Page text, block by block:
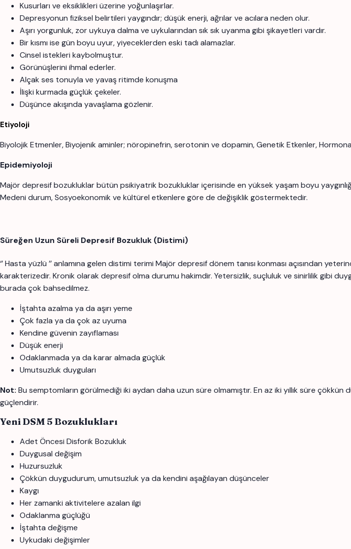
Kusurları ve eksiklikleri üzerine yoğunlaşırlar.
Depresyonun fiziksel belirtileri yaygındır; düşük enerji, ağrılar ve acılara neden olur.
Aşırı yorgunluk, zor uykuya dalma ve uykularından sık sık uyanma gibi şikayetleri vardır.
Bir kısmı ise gün boyu uyur, yiyeceklerden eski tadı alamazlar.
Cinsel istekleri kaybolmuştur.
Görünüşlerini ihmal ederler.
Alçak ses tonuyla ve yavaş ritimde konuşma
İlişki kurmada güçlük çekeler.
Düşünce akışında yavaşlama gözlenir.
Etiyoloji
Biyolojik Etmenler, Biyojenik aminler; nöropinefrin, serotonin ve dopamin, Genetik Etkenler,
Epidemiyoloji
Majör depresif bozukluklar bütün psikiyatrik bozukluklar içerisinde en yüksek yaşam boyu
Medeni durum, Sosyoekonomik ve kültürel etkenlere göre de değişiklik göstermektedir.
Süreğen Uzun Süreli Depresif Bozukluk (Distimi)
‘’ Hasta yüzlü ’’ anlamına gelen distimi terimi Majör depresif dönem tanısı konması açısından
karakterizedir. Kronik olarak depresif olma durumu hakimdir. Yetersizlik, suçluluk ve sinirlilik gibi
burada çok bahsedilmez.
İştahta azalma ya da aşırı yeme
Çok fazla ya da çok az uyuma
Kendine güvenin zayıflaması
Düşük enerji
Odaklanmada ya da karar almada güçlük
Umutsuzluk duyguları
Not: Bu semptomların görülmediği iki aydan daha uzun süre olmamıştır. En az iki yıllık süre çökkün
güçlendirir.
Yeni DSM 5 Bozuklukları
Adet Öncesi Disforik Bozukluk
Duygusal değişim
Huzursuzluk
Çökkün duygudurum, umutsuzluk ya da kendini aşağılayan düşünceler
Kaygı
Her zamanki aktivitelere azalan ilgi
Odaklanma güçlüğü
İştahta değişme
Uykudaki değişimler